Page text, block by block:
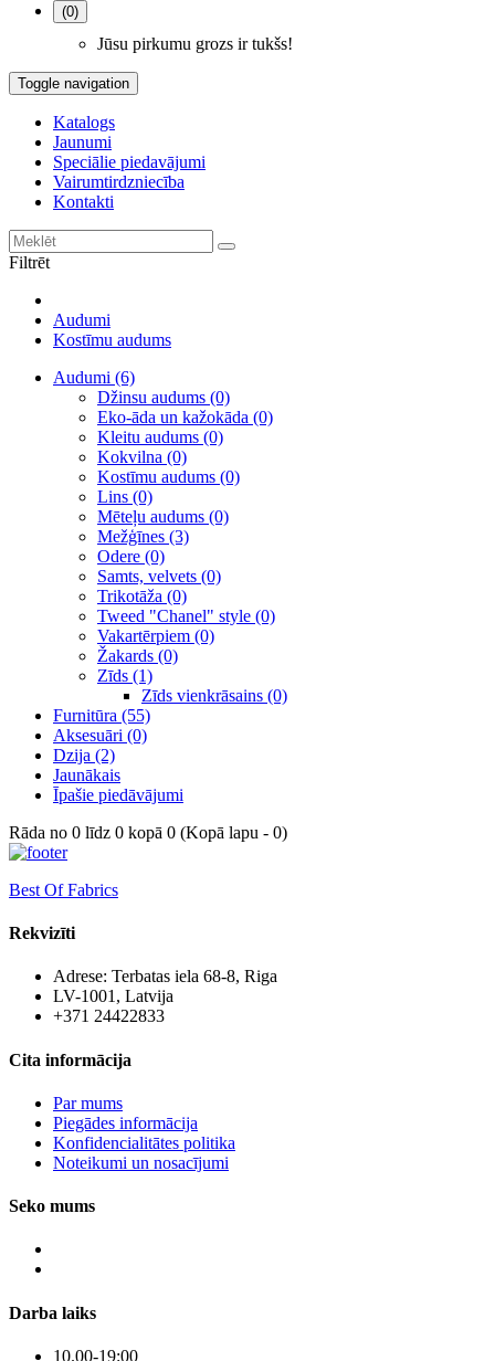
(0)
Jūsu pirkumu grozs ir tukšs!
Toggle navigation
Katalogs
Jaunumi
Speciālie piedavājumi
Vairumtirdzniecība
Kontakti
Filtrēt
Audumi
Kostīmu audums
Audumi (6)
Džinsu audums (0)
Eko-āda un kažokāda (0)
Kleitu audums (0)
Kokvilna (0)
Kostīmu audums (0)
Lins (0)
Mēteļu audums (0)
Mežģīnes (3)
Odere (0)
Samts, velvets (0)
Trikotāža (0)
Tweed "Chanel" style (0)
Vakartērpiem (0)
Žakards (0)
Zīds (1)
Zīds vienkrāsains (0)
Furnitūra (55)
Aksesuāri (0)
Dzija (2)
Jaunākais
Īpašie piedāvājumi
Rāda no 0 līdz 0 kopā 0 (Kopā lapu - 0)
Best Of Fabrics
Rekvizīti
Adrese: Terbatas iela 68-8, Riga
LV-1001, Latvija
+371 24422833
Cita informācija
Par mums
Piegādes informācija
Konfidencialitātes politika
Noteikumi un nosacījumi
Seko mums
Darba laiks
10.00-19:00